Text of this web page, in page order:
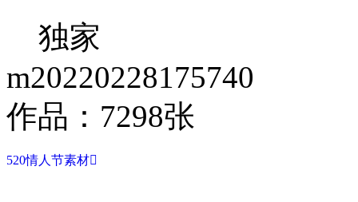
独家
m20220228175740
作品：7298张
520情人节素材